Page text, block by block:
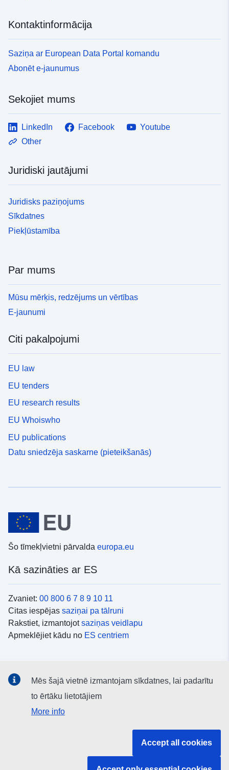
Kontaktinformācija
Saziņa ar European Data Portal komandu
Abonēt e-jaunumus
Sekojiet mums
LinkedIn Facebook
Youtube
Other
Juridiski jautājumi
Juridisks paziņojums
Sīkdatnes
Piekļūstamība
Par mums
Mūsu mērķis, redzējums un vērtības
E-jaunumi
Citi pakalpojumi
EU law
EU tenders
EU research results
EU Whoiswho
EU publications
Datu sniedzēja saskarne (pieteikšanās)
Šo tīmekļvietni pārvalda europa.eu
Kā sazināties ar ES
Zvaniet: 00 800 6 7 8 9 10 11
Citas iespējas saziņai pa tālruni
Rakstiet, izmantojotsaziņas veidlapu
Apmeklējiet kādu no ES centriem
ES kontisociālajos medijos
Mēs šajā vietnē izmantojam sīkdatnes, lai padarītu
to ērtāku lietotājiem
More info
Accept all cookies